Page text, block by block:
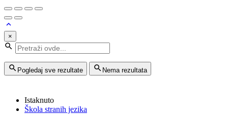
×
Pogledaj sve rezultate Nema rezultata
Istaknuto
Škola stranih jezika